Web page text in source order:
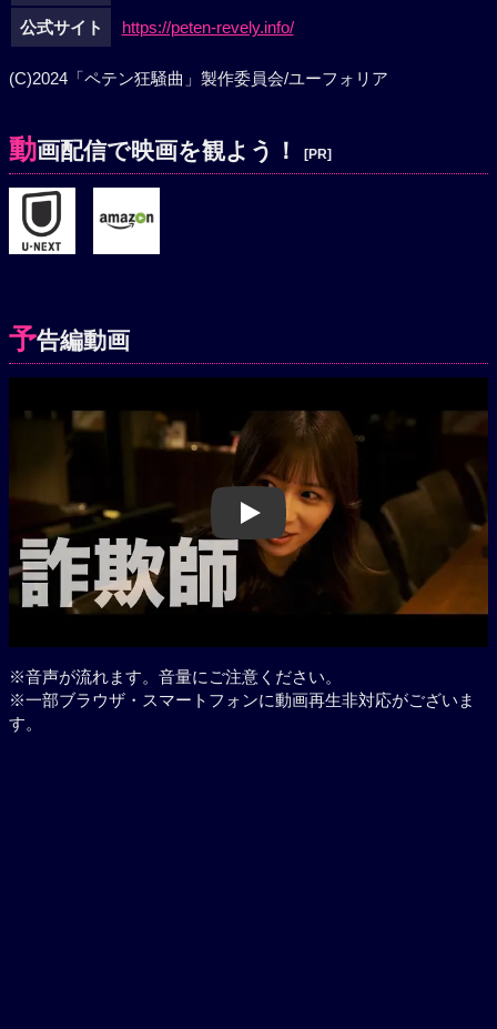
公式サイト https://peten-revely.info/
(C)2024「ペテン狂騒曲」製作委員会/ユーフォリア
動画配信で映画を観よう！ [PR]
予告編動画
Play
※音声が流れます。音量にご注意ください。
※一部ブラウザ・スマートフォンに動画再生非対応がございま
す。